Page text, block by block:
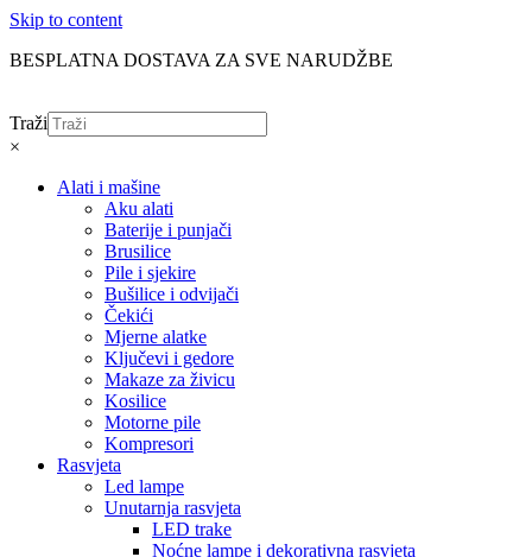
Skip to content
BESPLATNA DOSTAVA ZA SVE NARUDŽBE
Traži
×
Alati i mašine
Aku alati
Baterije i punjači
Brusilice
Pile i sjekire
Bušilice i odvijači
Čekići
Mjerne alatke
Ključevi i gedore
Makaze za živicu
Kosilice
Motorne pile
Kompresori
Rasvjeta
Led lampe
Unutarnja rasvjeta
LED trake
Noćne lampe i dekorativna rasvjeta